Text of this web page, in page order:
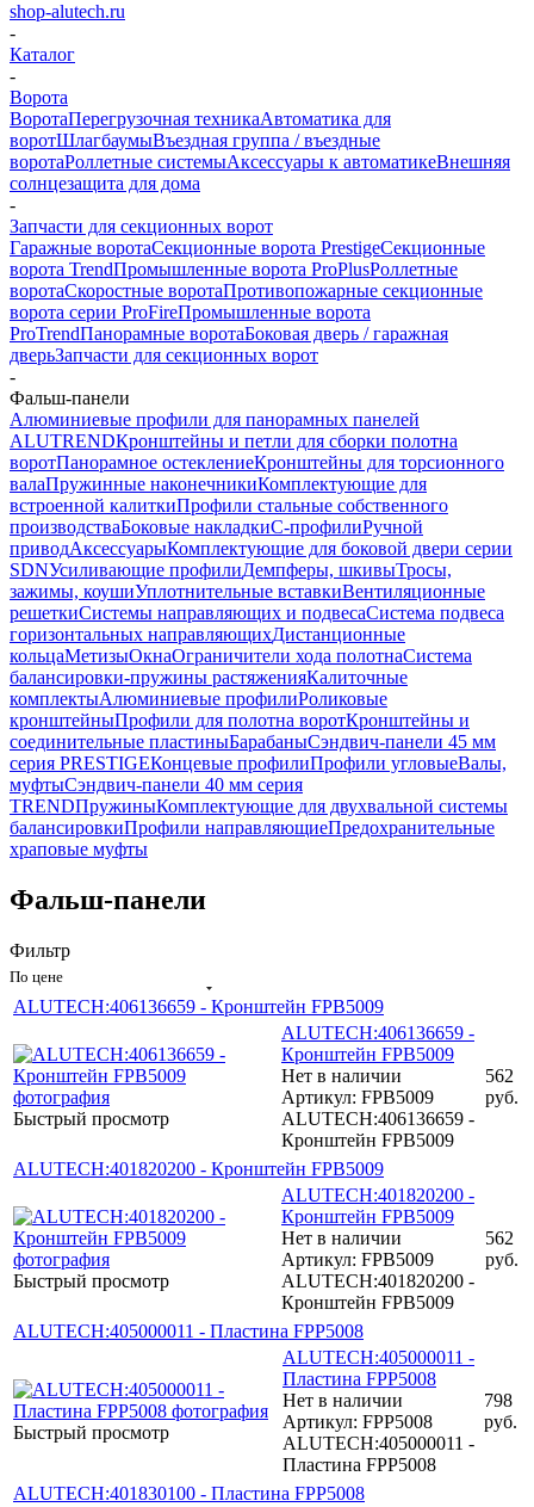
shop-alutech.ru
-
Каталог
-
Ворота
ВоротаПерегрузочная техникаАвтоматика для
воротШлагбаумыВъездная группа / въездные
воротаРоллетные системыАксессуары к автоматикеВнешняя
солнцезащита для дома
-
Запчасти для секционных ворот
Гаражные воротаСекционные ворота PrestigeСекционные
ворота TrendПромышленные ворота ProPlusРоллетные
воротаСкоростные воротаПротивопожарные секционные
ворота серии ProFireПромышленные ворота
ProTrendПанорамные воротаБоковая дверь / гаражная
дверьЗапчасти для секционных ворот
-
Фальш-панели
Алюминиевые профили для панорамных панелей
ALUTRENDКронштейны и петли для сборки полотна
воротПанорамное остеклениеКронштейны для торсионного
валаПружинные наконечникиКомплектующие для
встроенной калиткиПрофили стальные собственного
производстваБоковые накладкиС-профилиРучной
приводАксессуарыКомплектующие для боковой двери серии
SDNУсиливающие профилиДемпферы, шкивыТросы,
зажимы, коушиУплотнительные вставкиВентиляционные
решеткиСистемы направляющих и подвесаСистема подвеса
горизонтальных направляющихДистанционные
кольцаМетизыОкнаОграничители хода полотнаСистема
балансировки-пружины растяженияКалиточные
комплектыАлюминиевые профилиРоликовые
кронштейныПрофили для полотна воротКронштейны и
соединительные пластиныБарабаныСэндвич-панели 45 мм
серия PRESTIGEКонцевые профилиПрофили угловыеВалы,
муфтыСэндвич-панели 40 мм серия
TRENDПружиныКомплектующие для двухвальной системы
балансировкиПрофили направляющиеПредохранительные
храповые муфты
Фальш-панели
Фильтр
По цене
ALUTECH:406136659 - Кронштейн FPB5009
Быстрый просмотр
ALUTECH:406136659 -
Кронштейн FPB5009
Нет в наличии
Артикул: FPB5009
ALUTECH:406136659 -
Кронштейн FPB5009
562
руб.
ALUTECH:401820200 - Кронштейн FPB5009
Быстрый просмотр
ALUTECH:401820200 -
Кронштейн FPB5009
Нет в наличии
Артикул: FPB5009
ALUTECH:401820200 -
Кронштейн FPB5009
562
руб.
ALUTECH:405000011 - Пластина FPP5008
Быстрый просмотр
ALUTECH:405000011 -
Пластина FPP5008
Нет в наличии
Артикул: FPP5008
ALUTECH:405000011 -
Пластина FPP5008
798
руб.
ALUTECH:401830100 - Пластина FPP5008